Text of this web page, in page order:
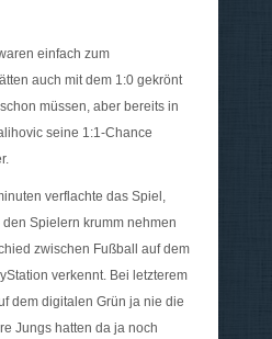
einfach zum
auch mit dem 1:0 gekrönt
müssen, aber bereits in
seine 1:1-Chance
verflachte das Spiel,
Spielern krumm nehmen
zwischen Fußball auf dem
verkennt. Bei letzterem
dem digitalen Grün ja nie die
Jungs hatten da ja noch